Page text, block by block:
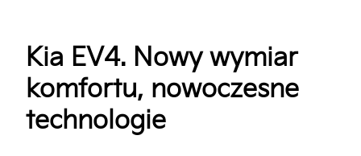
Kia EV4. Nowy wymiar
komfortu, nowoczesne
technologie